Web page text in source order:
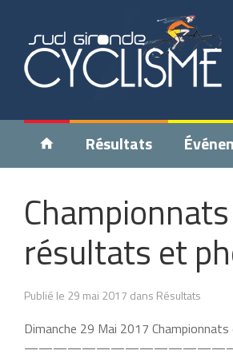
Résultats
Championnats
résultats et
Publié le 29 mai 2017 dans Résultats
Dimanche 29 Mai 2017 Championnats
———————————————–